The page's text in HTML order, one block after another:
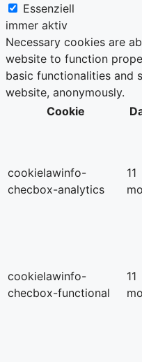
Essenziell
immer aktiv
Necessary cookies are
website to function
basic functionalities and
website, anonymously.
Cookie
cookielawinfo-
checbox-analytics
11
cookielawinfo-
checbox-functional
11